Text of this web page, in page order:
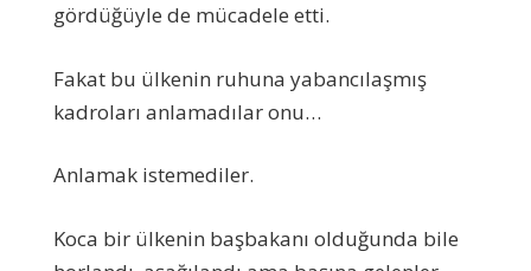
gördüğüyle de mücadele etti.
Fakat bu ülkenin ruhuna yabancılaşmış
kadroları anlamadılar onu…
Anlamak istemediler.
Koca bir ülkenin başbakanı olduğunda bile